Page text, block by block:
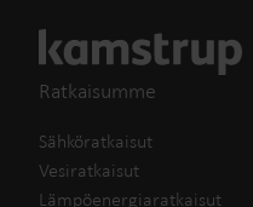
Ratkaisumme
Sähköratkaisut
Vesiratkaisut
Lämpöenergiaratkaisut